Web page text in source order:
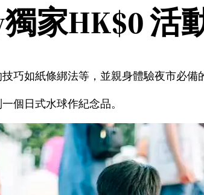
獨家HK$0 活
巧如紙條綁法等，並親身體驗夜市必備
個日式水球作紀念品。